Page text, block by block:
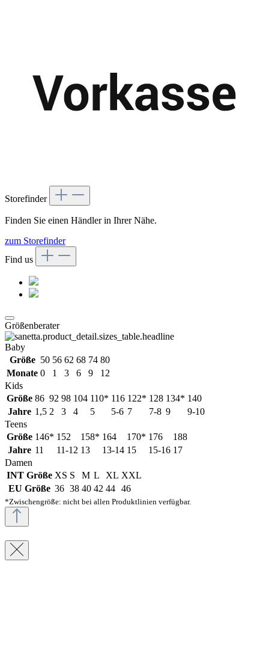
Storefinder
Finden Sie einen Händler in Ihrer Nähe.
zum Storefinder
Find us
Größenberater
Baby
Größe 50 56 62 68 74 80
Monate 0 1 3 6 9
12
Kids
Größe 86 92 98 104 110* 116 122* 128 134* 140
Jahre 1,5 2 3 4 5 5-6 7 7-8 9
9-10
Teens
Größe 146* 152 158* 164 170* 176
188
Jahre 11 11-12 13 13-14 15 15-16 17
Damen
INT Größe XS S M L XL XXL
EU Größe 36 38 40 42 44 46
*Zwischengröße: nicht bei allen Produktlinien verfügbar.